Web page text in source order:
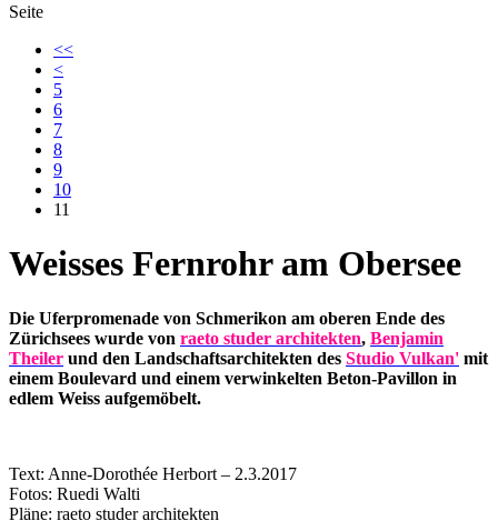
Seite
<<
<
5
6
7
8
9
10
11
Weisses Fernrohr am Obersee
Die Uferpromenade von Schmerikon am oberen Ende des
Zürichsees wurde von raeto studer architekten, Benjamin
Theiler und den Landschaftsarchitekten des Studio Vulkan' mit
einem Boulevard und einem verwinkelten Beton-Pavillon in
edlem Weiss aufgemöbelt.
Text: Anne-Dorothée Herbort – 2.3.2017
Fotos: Ruedi Walti
Pläne: raeto studer architekten